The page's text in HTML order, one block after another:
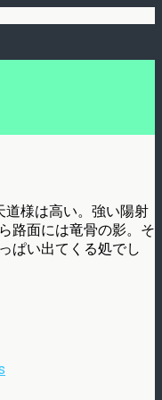
道様は高い。強い陽射
路面には竜骨の影。そ
ぱい出てくる処でし